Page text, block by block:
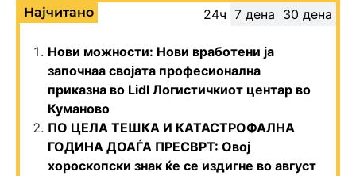
Најчитано 24ч 7 дена 30 дена
Нови можности: Нови вработени ја
започнаа својата професионална
приказна во Lidl Логистичкиот центар во
Куманово
ПО ЦЕЛА ТЕШКА И КАТАСТРОФАЛНА
ГОДИНА ДОАЃА ПРЕСВРТ: Овој
хороскопски знак ќе се издигне во август